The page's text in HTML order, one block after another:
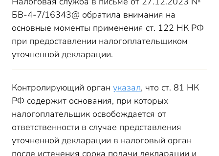
БВ-4-7/16343@ обратила внимания на
основные моменты применения ст. 122 НК РФ
при предоставлении налогоплательщиком
уточненной декларации.
Контролирующий орган указал, что ст. 81 НК
РФ содержит основания, при которых
налогоплательщик освобождается от
ответственности в случае представления
уточненной декларации в налоговый орган
после истечения срока подачи декларации и